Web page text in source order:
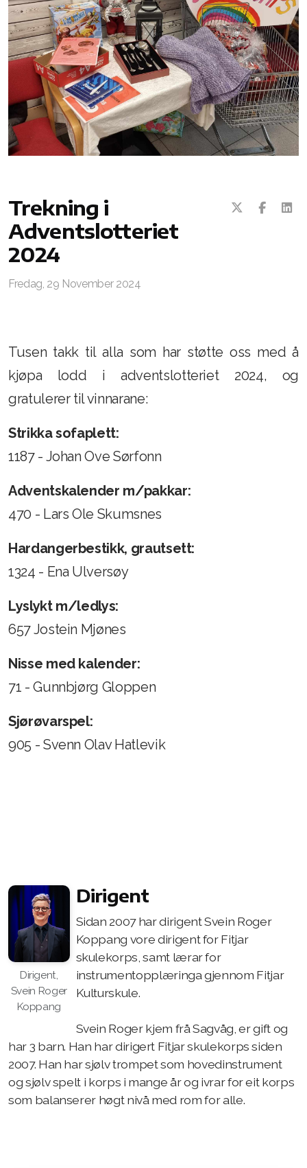
Trekning i
Adventslotteriet
2024
Fredag, 29 November 2024
Tusen takk til alla som har støtte oss med å
kjøpa lodd i adventslotteriet 2024, og
gratulerer til vinnarane:
Strikka sofaplett:
1187 - Johan Ove Sørfonn
Adventskalender m/pakkar:
470 - Lars Ole Skumsnes
Hardangerbestikk, grautsett:
1324 - Ena Ulversøy
Lyslykt m/ledlys:
657 Jostein Mjønes
Nisse med kalender:
71 - Gunnbjørg Gloppen
Sjørøvarspel:
905 - Svenn Olav Hatlevik
Dirigent,
Svein Roger
Koppang
Dirigent
Sidan 2007 har dirigent Svein Roger
Koppang vore dirigent for Fitjar
skulekorps, samt lærar for
instrumentopplæringa gjennom Fitjar
Kulturskule.
Svein Roger kjem frå Sagvåg, er gift og
har 3 barn. Han har dirigert Fitjar skulekorps siden
2007. Han har sjølv trompet som hovedinstrument
og sjølv spelt i korps i mange år og ivrar for eit korps
som balanserer høgt nivå med rom for alle.